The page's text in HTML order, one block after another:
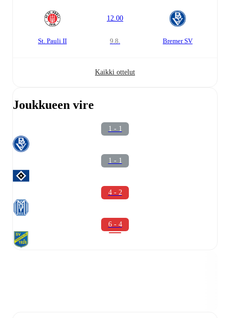
St. Pauli II
12.00
9.8. Bremer SV
Kaikki ottelut
Joukkueen vire
1 - 1
1 - 1
4 - 2
6 - 4